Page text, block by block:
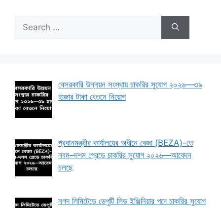
for:
বেসরকারি উন্নয়ন সংস্থায় চাকরির সুযোগ ২০২৬—৩৯
হাজার টাকা বেতনে নিয়োগ
প্রধানমন্ত্রীর কার্যালয়ের অধীনে বেজা (BEZA)-তে
নবম–দশম গ্রেডে চাকরির সুযোগ ২০২৬—আবেদন
চলছে
নগদ লিমিটেডে ডেপুটি লিড ইঞ্জিনিয়ার পদে চাকরির সুযোগ